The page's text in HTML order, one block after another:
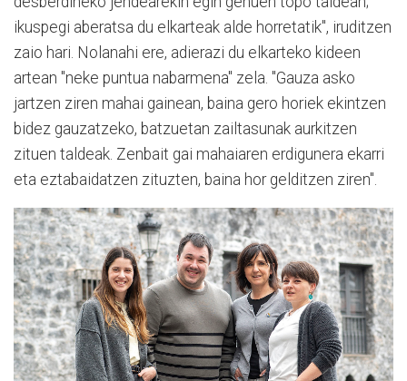
ikuspegi aberatsa du elkarteak alde horretatik", iruditzen
zaio hari. Nolanahi ere, adierazi du elkarteko kideen
artean "neke puntua nabarmena" zela. "Gauza asko
jartzen ziren mahai gainean, baina gero horiek ekintzen
bidez gauzatzeko, batzuetan zailtasunak aurkitzen
zituen taldeak. Zenbait gai mahaiaren erdigunera ekarri
eta eztabaidatzen zituzten, baina hor gelditzen ziren".